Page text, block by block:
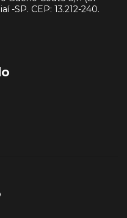
-SP. CEP: 13.212-240.